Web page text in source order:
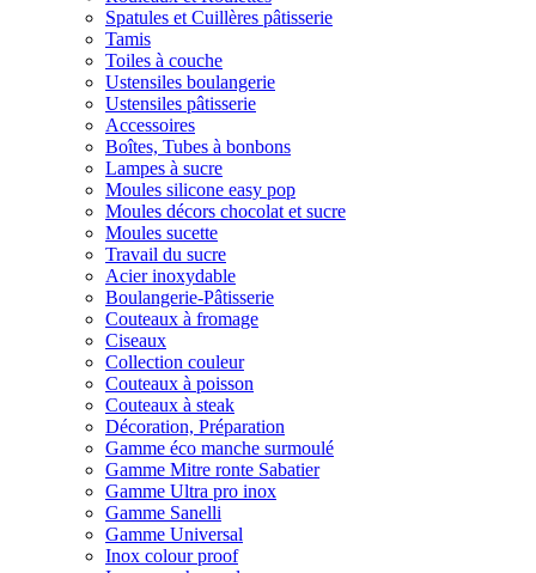
Spatules et Cuillères pâtisserie
Tamis
Toiles à couche
Ustensiles boulangerie
Ustensiles pâtisserie
Accessoires
Boîtes, Tubes à bonbons
Lampes à sucre
Moules silicone easy pop
Moules décors chocolat et sucre
Moules sucette
Travail du sucre
Acier inoxydable
Boulangerie-Pâtisserie
Couteaux à fromage
Ciseaux
Collection couleur
Couteaux à poisson
Couteaux à steak
Décoration, Préparation
Gamme éco manche surmoulé
Gamme Mitre ronte Sabatier
Gamme Ultra pro inox
Gamme Sanelli
Gamme Universal
Inox colour proof